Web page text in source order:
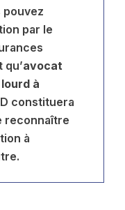
par le
qu’avocat
à
constituera
reconnaître
à